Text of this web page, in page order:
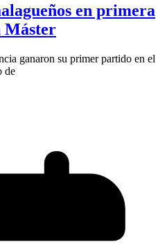
en primera
Máster
ganaron su primer partido en el
de